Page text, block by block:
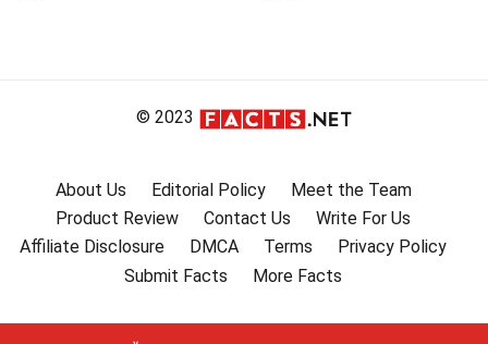
© 2023
About Us Editorial Policy
Meet the Team
Product Review
Contact Us
Write For Us
Affiliate Disclosure
DMCA Terms
Privacy Policy
Submit Facts
More Facts